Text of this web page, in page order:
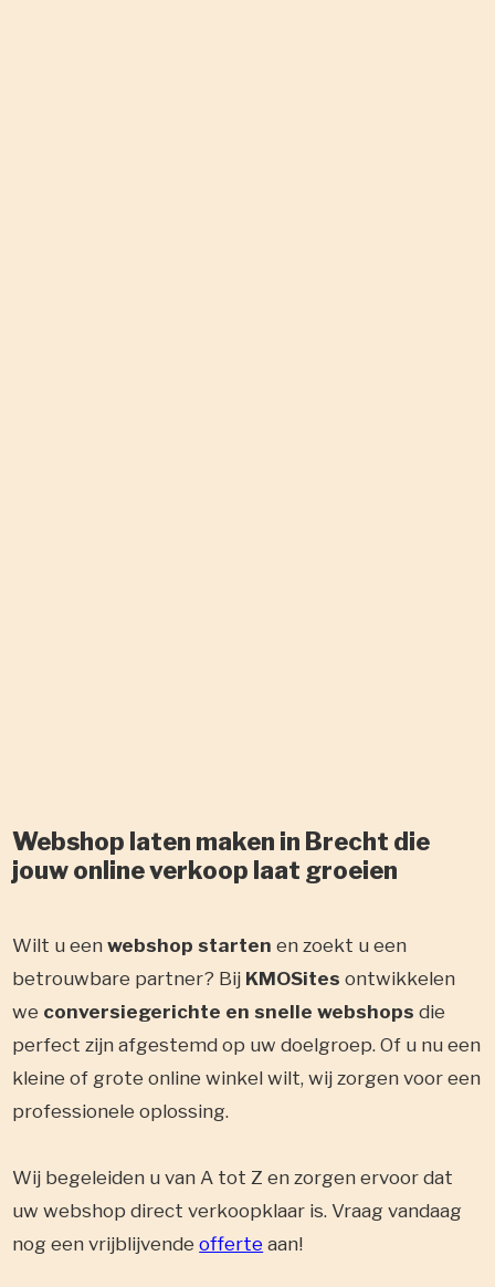
Webshop laten maken in Brecht die
jouw online verkoop laat groeien
Wilt u eenwebshop startenen zoekt u een
betrouwbare partner? Bij KMOSitesontwikkelen
we conversiegerichte en snelle webshops die
perfect zijn afgestemd op uw doelgroep. Of u nu een
kleine of grote online winkel wilt, wij zorgen voor een
professionele oplossing.
Wij begeleiden u van A tot Z en zorgen ervoor dat
uw webshop direct verkoopklaar is. Vraag vandaag
nog een vrijblijvendeofferte aan!